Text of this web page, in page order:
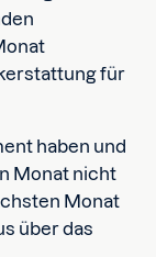
für
haben und
Monat nicht
Monat
über das